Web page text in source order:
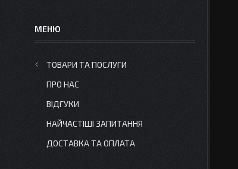
ТОВАРИ ТА ПОСЛУГИ
ПРО НАС
ВІДГУКИ
НАЙЧАСТІШІ ЗАПИТАННЯ
ДОСТАВКА ТА ОПЛАТА